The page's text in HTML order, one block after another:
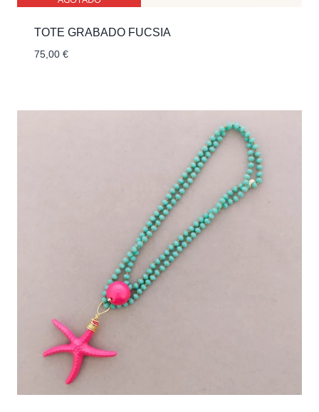
TOTE GRABADO FUCSIA
75,00 €